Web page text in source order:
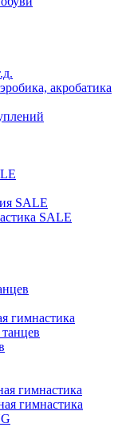
акробатика
SALE
SALE
гимнастика
гимнастика
гимнастика